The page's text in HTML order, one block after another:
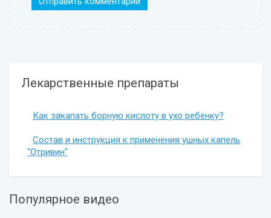
Лекарственные препараты
Как закапать борную кислоту в ухо ребенку?
Состав и инструкция к применения ушных капель
"Отривин"
Популярное видео